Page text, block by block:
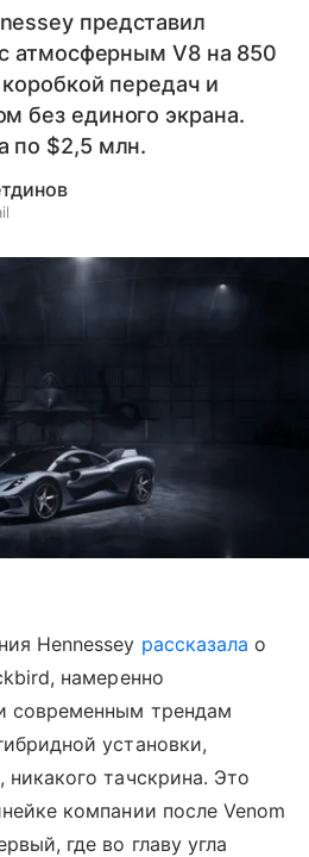
представил
атмосферным V8 на 850
передач и
без единого экрана.
по $2,5 млн.
Hennessey рассказала о
намеренно
современным трендам
установки,
никакого тачскрина. Это
компании после Venom
где во главу угла